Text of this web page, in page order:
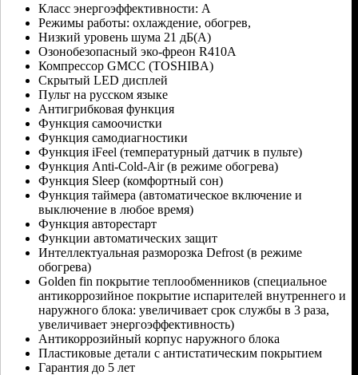
Класс энергоэффективности: А
Режимы работы: охлаждение, обогрев,
Низкий уровень шума 21 дБ(А)
Озонобезопасный эко-фреон R410A
Компрессор GMCC (TOSHIBA)
Скрытый LED дисплей
Пульт на русском языке
Антигрибковая функция
Функция самоочистки
Функция самодиагностики
Функция iFeel (температурный датчик в пульте)
Функция Anti-Cold-Air (в режиме обогрева)
Функция Sleep (комфортный сон)
Функция таймера (автоматическое включение и
выключение в любое время)
Функция авторестарт
Функции автоматических защит
Интеллектуальная разморозка Defrost (в режиме
обогрева)
Golden fin покрытие теплообменников (специальное
антикоррозийное покрытие испарителей внутреннего и
наружного блока: увеличивает срок службы в 3 раза,
увеличивает энергоэффективность)
Антикоррозийный корпус наружного блока
Пластиковые детали с антистатическим покрытием
Гарантия до 5 лет